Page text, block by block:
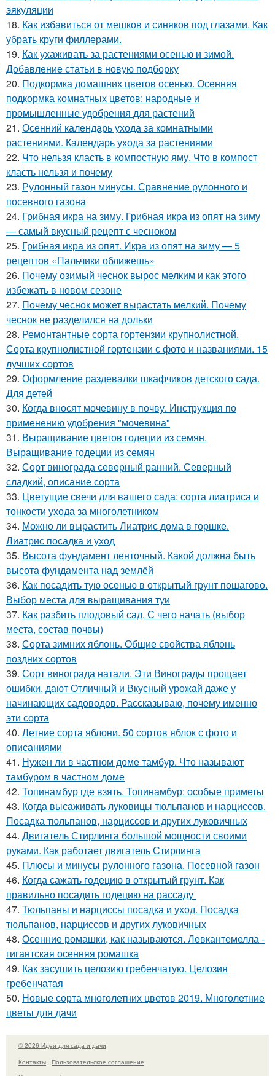
эякуляции
18. Как избавиться от мешков и синяков под глазами. Как
убрать круги филлерами.
19. Как ухаживать за растениями осенью и зимой.
Добавление статьи в новую подборку
20. Подкормка домашних цветов осенью. Осенняя
подкормка комнатных цветов: народные и
промышленные удобрения для растений
21. Осенний календарь ухода за комнатными
растениями. Календарь ухода за растениями
22. Что нельзя класть в компостную яму. Что в компост
класть нельзя и почему
23. Рулонный газон минусы. Сравнение рулонного и
посевного газона
24. Грибная икра на зиму. Грибная икра из опят на зиму
— самый вкусный рецепт с чесноком
25. Грибная икра из опят. Икра из опят на зиму — 5
рецептов «Пальчики оближешь»
26. Почему озимый чеснок вырос мелким и как этого
избежать в новом сезоне
27. Почему чеснок может вырастать мелкий. Почему
чеснок не разделился на дольки
28. Ремонтантные сорта гортензии крупнолистной.
Сорта крупнолистной гортензии с фото и названиями. 15
лучших сортов
29. Оформление раздевалки шкафчиков детского сада.
Для детей
30. Когда вносят мочевину в почву. Инструкция по
применению удобрения "мочевина"
31. Выращивание цветов годеции из семян.
Выращивание годеции из семян
32. Сорт винограда северный ранний. Северный
сладкий, описание сорта
33. Цветущие свечи для вашего сада: сорта лиатриса и
тонкости ухода за многолетником
34. Можно ли вырастить Лиатрис дома в горшке.
Лиатрис посадка и уход
35. Высота фундамент ленточный. Какой должна быть
высота фундамента над землёй
36. Как посадить тую осенью в открытый грунт пошагово.
Выбор места для выращивания туи
37. Как разбить плодовый сад. С чего начать (выбор
места, состав почвы)
38. Сорта зимних яблонь. Общие свойства яблонь
поздних сортов
39. Сорт винограда натали. Эти Винограды прощает
ошибки, дают Отличный и Вкусный урожай даже у
начинающих садоводов. Рассказываю, почему именно
эти сорта
40. Летние сорта яблони. 50 сортов яблок с фото и
описаниями
41. Нужен ли в частном доме тамбур. Что называют
тамбуром в частном доме
42. Топинамбур где взять. Топинамбур: особые приметы
43. Когда высаживать луковицы тюльпанов и нарциссов.
Посадка тюльпанов, нарциссов и других луковичных
44. Двигатель Стирлинга большой мощности своими
руками. Как работает двигатель Стирлинга
45. Плюсы и минусы рулонного газона. Посевной газон
46. Когда сажать годецию в открытый грунт. Как
правильно посадить годецию на рассаду
47. Тюльпаны и нарциссы посадка и уход. Посадка
тюльпанов, нарциссов и других луковичных
48. Осенние ромашки, как называются. Левкантемелла -
гигантская осенняя ромашка
49. Как засушить целозию гребенчатую. Целозия
гребенчатая
50. Новые сорта многолетних цветов 2019. Многолетние
цветы для дачи
© 2026 Идеи для сада и дачи
Контакты
Пользовательское соглашение